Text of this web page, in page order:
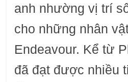
anh nhường vị trí
cho những nhân
Endeavour. Kể từ
đã đạt được nhiều